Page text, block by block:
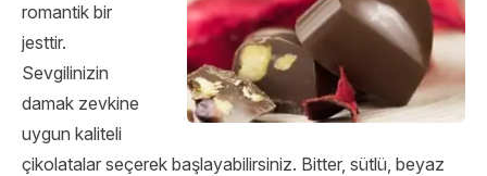
romantik bir
jesttir.
Sevgilinizin
damak zevkine
uygun kaliteli
çikolatalar seçerek başlayabilirsiniz. Bitter, sütlü, beyaz